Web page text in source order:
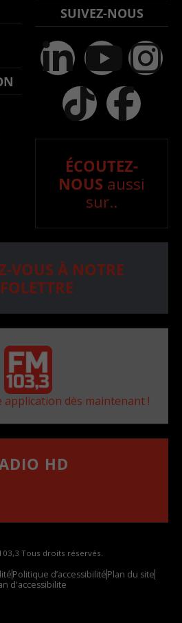
SUIVEZ-NOUS
ÉCOUTEZ-
NOUS aussi
sur..
VOUS À NOTRE
dès maintenant !
HD
Tous droits réservés.
Politique d’accessibilitéPlan du site
d'accessibilite